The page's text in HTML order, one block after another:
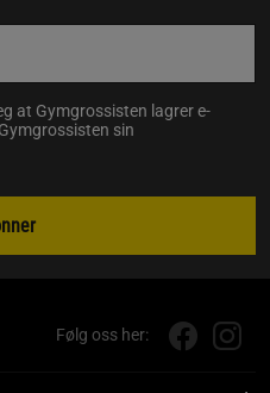
at Gymgrossisten lagrer e-
sin
Følg oss her: